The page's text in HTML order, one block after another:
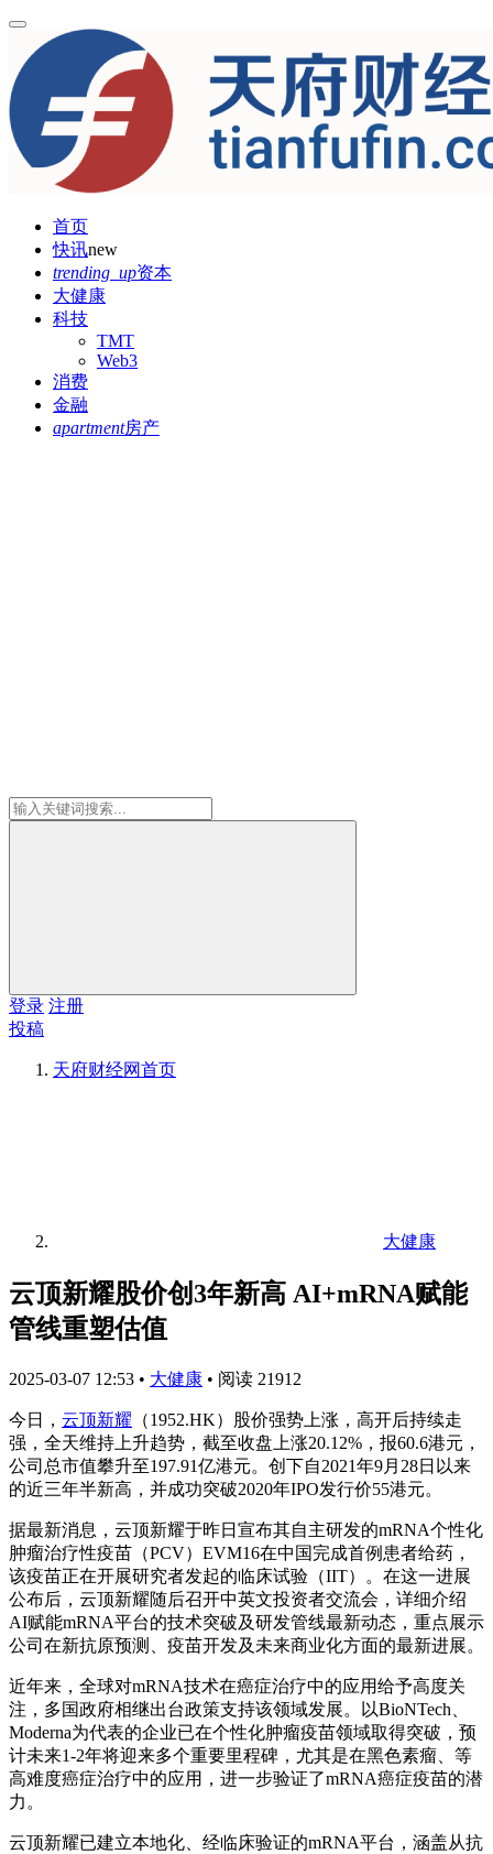
首页
快讯new
trending_up资本
大健康
科技
TMT
Web3
消费
金融
apartment房产
登录 注册
投稿
天府财经网首页
大健康
云顶新耀股价创3年新高 AI+mRNA赋能
管线重塑估值
2025-03-07 12:53 • 大健康 • 阅读 21912
今日， 云顶新耀 （1952.HK）股价强势上涨，高开后持续走
强，全天维持上升趋势，截至收盘上涨20.12%，报60.6港元，
公司总市值攀升至197.91亿港元。创下自2021年9月28日以来
的近三年半新高，并成功突破2020年IPO发行价55港元。
据最新消息，云顶新耀于昨日宣布其自主研发的mRNA个性化
肿瘤治疗性疫苗（PCV）EVM16在中国完成首例患者给药，
该疫苗正在开展研究者发起的临床试验（IIT）。在这一进展
公布后，云顶新耀随后召开中英文投资者交流会，详细介绍
AI赋能mRNA平台的技术突破及研发管线最新动态，重点展示
公司在新抗原预测、疫苗开发及未来商业化方面的最新进展。
近年来，全球对mRNA技术在癌症治疗中的应用给予高度关
注，多国政府相继出台政策支持该领域发展。以BioNTech、
Moderna为代表的企业已在个性化肿瘤疫苗领域取得突破，预
计未来1-2年将迎来多个重要里程碑，尤其是在黑色素瘤、等
高难度癌症治疗中的应用，进一步验证了mRNA癌症疫苗的潜
力。
云顶新耀已建立本地化、经临床验证的mRNA平台，涵盖从抗